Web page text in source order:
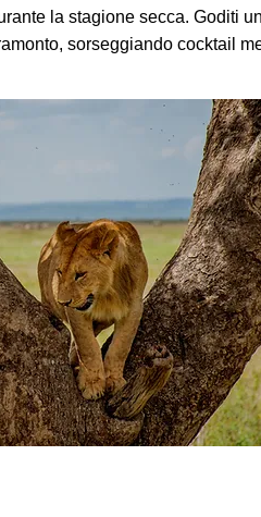
la stagione secca. Goditi
sorseggiando cocktail